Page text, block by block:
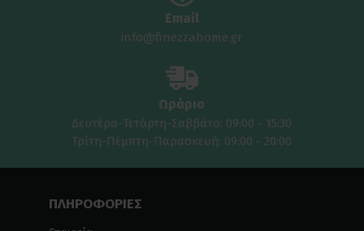
Email
info@finezzahome.gr
Ωράριο
Δευτέρα-Τετάρτη-Σαββάτο: 09:00 - 15:30
Τρίτη-Πέμπτη-Παρασκευή: 09:00 - 20:00
ΠΛΗΡΟΦΟΡΙΕΣ